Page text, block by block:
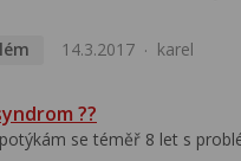
14.3.2017 karel
??
se téměř 8 let s